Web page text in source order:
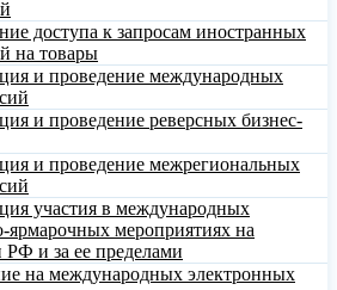
доступа к запросам иностранных
на товары
и проведение международных
и проведение реверсных бизнес-
и проведение межрегиональных
участия в международных
ярмарочных мероприятиях на
РФ и за ее пределами
на международных электронных